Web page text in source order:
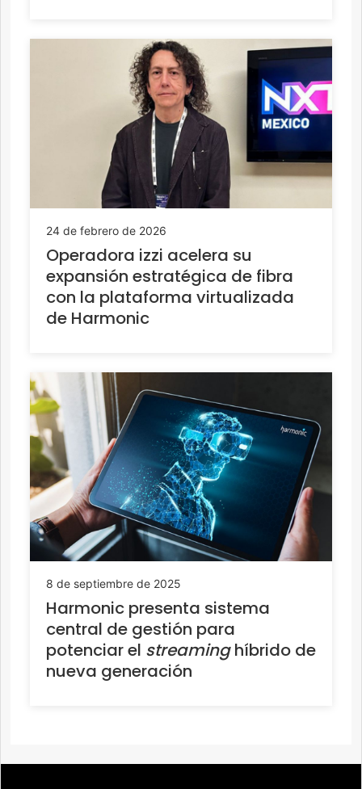
24 de febrero de 2026
Operadora izzi acelera su
expansión estratégica de fibra
con la plataforma virtualizada
de Harmonic
8 de septiembre de 2025
Harmonic presenta sistema
central de gestión para
potenciar el streaminghíbrido de
nueva generación